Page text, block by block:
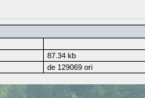
87.34 kb
de 129069 ori